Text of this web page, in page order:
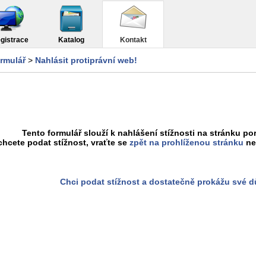
Katalog Kontakt
> Nahlásit protiprávní web!
Tento formulář slouží k nahlášení stížnosti na stránku
podat stížnost, vraťte se zpět na prohlíženou stránku
Chci podat stížnost a dostatečně prokážu své